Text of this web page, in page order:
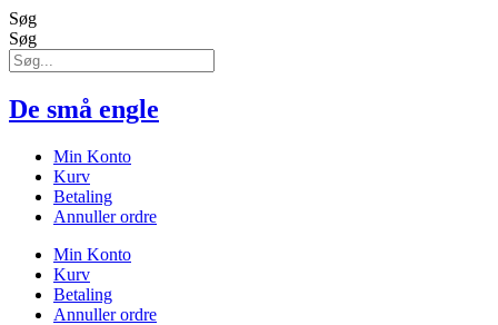
Søg
Søg
De små engle
Min Konto
Kurv
Betaling
Annuller ordre
Min Konto
Kurv
Betaling
Annuller ordre